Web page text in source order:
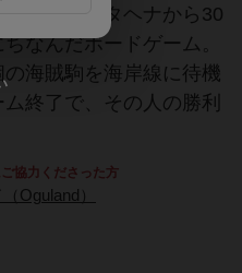
塞都市カルタヘナから30
なんだボードゲーム。
海賊駒を海岸線に待機
終了で、その人の勝利
ご協力くださった方
Oguland）